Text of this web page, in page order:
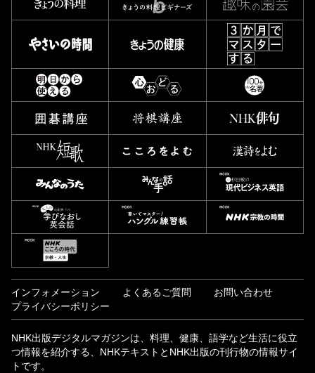
インフォメーション よくあるご質問
お問い合わせ
プライバシーポリシー
NHK出版デジタルマガジンは、料理、健康、語学など生活に役立
つ情報を紹介する、NHKテキストとNHK出版の刊行物の情報サイ
トです。